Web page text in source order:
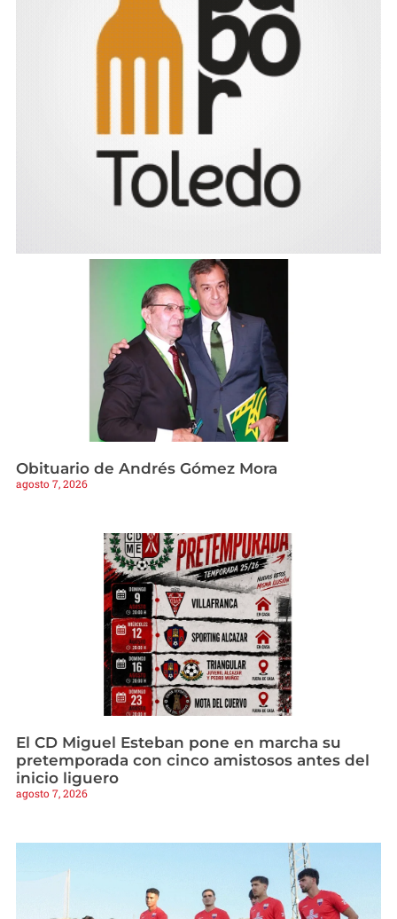
Obituario de Andrés Gómez Mora
agosto 7, 2026
El CD Miguel Esteban pone en marcha su
pretemporada con cinco amistosos antes del
inicio liguero
agosto 7, 2026